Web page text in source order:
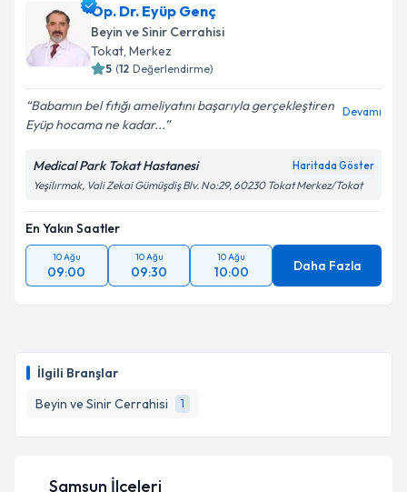
İlgili Branşlar
Beyin ve Sinir Cerrahisi
1
Op. Dr. Ahmet Karkucakiçin randevu takvimi talebi
oluşturun. Size bu uzmandan randevu almanız için bir
takvim hazırlandığında e-posta ile bilgilendireceğiz.
Kişisel verilerimin işlenmesine ilişkin
Aydınlatma
Metni'ni okudum ve kişisel verilerimin belirtilen
kapsamda işlenmesini kabul ediyorum.
Takvim Talebini Gönder
Op. Dr. Eyüp Genç
Beyin ve Sinir Cerrahisi
Tokat, Merkez
5 (12 Değerlendirme)
Babamın bel fıtığı ameliyatını başarıyla gerçekleştiren
Eyüp hocama ne kadar...
Devamı
Medical Park Tokat Hastanesi Haritada Göster
Yeşilırmak, Vali Zekai Gümüşdiş Blv. No:29, 60230 Tokat Merkez/Tokat
En Yakın Saatler
10 Ağu
09:00
10 Ağu
09:30
10 Ağu
10:00 Daha Fazla
Samsun İlçeleri